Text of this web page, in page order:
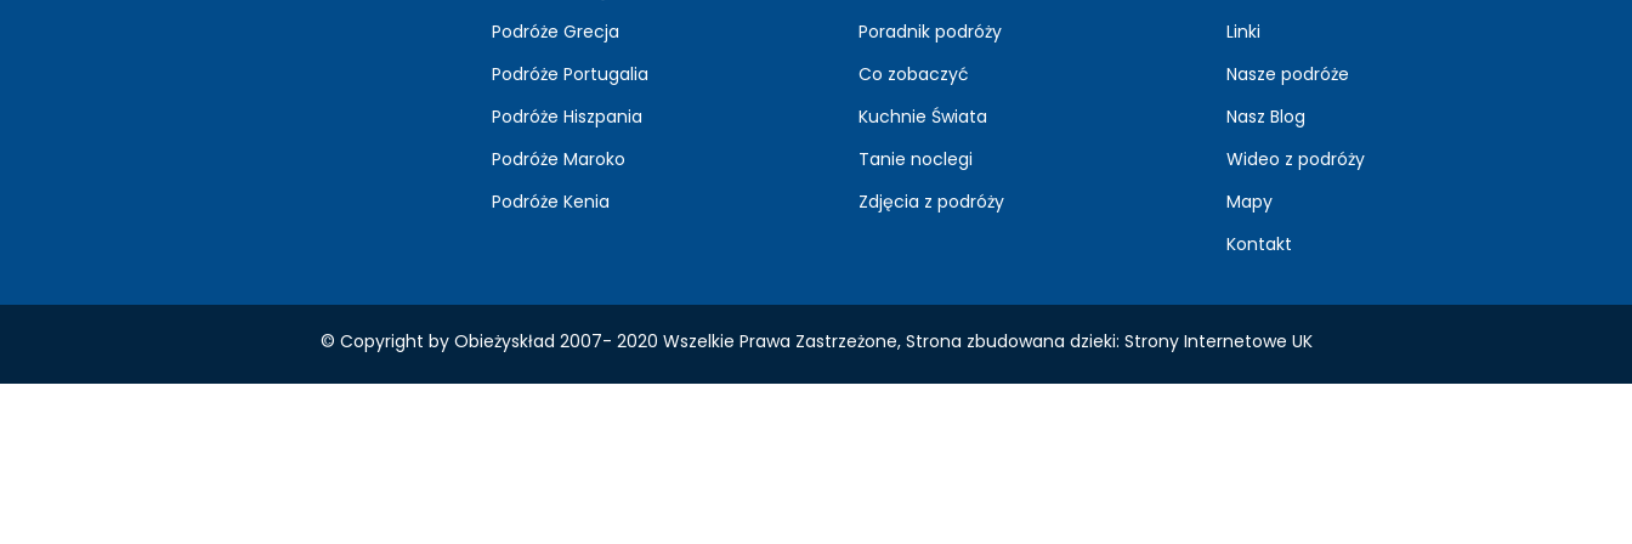
Podróże Grecja
Podróże Portugalia
Podróże Hiszpania
Podróże Maroko
Podróże Kenia
Poradnik podróży
Co zobaczyć
Kuchnie Świata
Tanie noclegi
Zdjęcia z podróży
Linki
Nasze podróże
Nasz Blog
Wideo z podróży
Mapy
Kontakt
© Copyright by Obieżyskład 2007- 2020 Wszelkie Prawa Zastrzeżone, Strona zbudowana dzieki: Strony Internetowe UK